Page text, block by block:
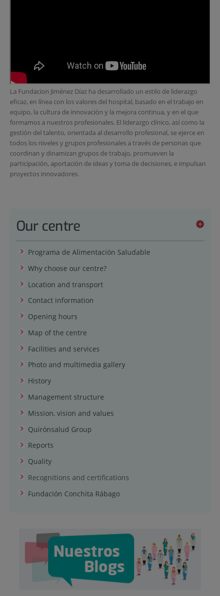
La Fundacion Jiménez Díaz ha desarrollado un estilo de liderazgo
eficaz, en línea con los valores del hospital, basado en el trabajo en
equipo, la cultura de innovación y la mejora continua, y en el que
formamos a nuestros profesionales. El liderazgo clínico, así como la
gestión del talento, orientada al desarrollo profesional, se ejerce en
todos los niveles y grupos profesionales a través de personas que
coordinan y dinamizan grupos de trabajo, promueven la
participación, aportación de ideas y toma de decisiones, e impulsan
proyectos innovadores.
Our centre
Programa de Alimentación Saludable
Why choose our centre?
Location and transport
Contact information
Opening hours
Map of the centre
Facilities and services
Photo and multimedia gallery
History
Management structure
Mission, vision and values
Quirónsalud Group
Reports
Quality
Recognitions and certifications
Fundación Conchita Rábago